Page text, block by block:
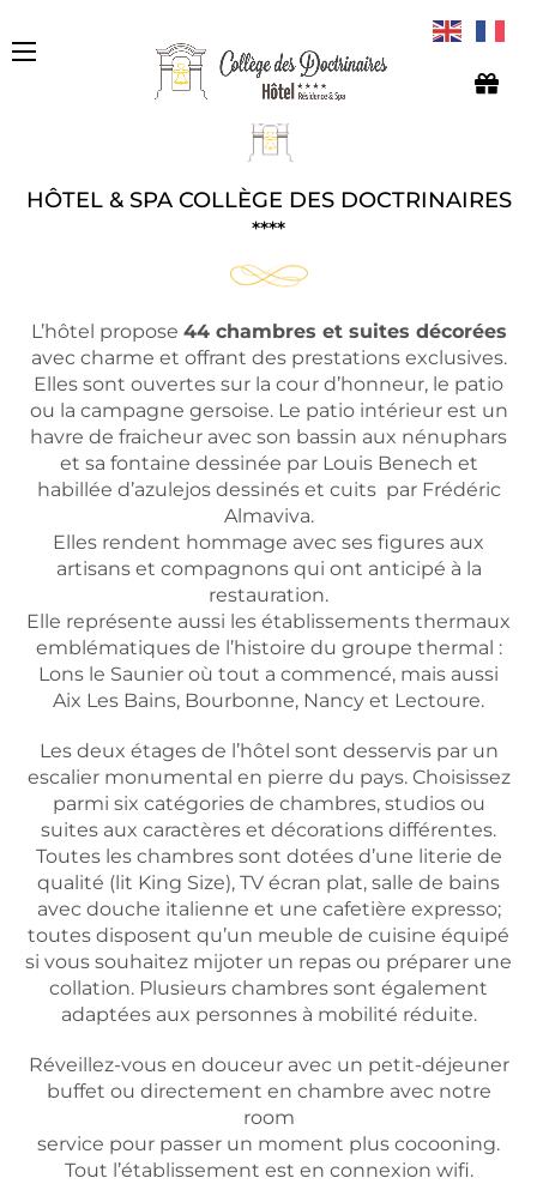
HÔTEL & SPA COLLÈGE DES DOCTRINAIRES
****
L’hôtel propose 44 chambres et suites décorées
avec charme et offrant des prestations exclusives.
Elles sont ouvertes sur la cour d’honneur, le patio
ou la campagne gersoise. Le patio intérieur est un
havre de fraicheur avec son bassin aux nénuphars
et sa fontaine dessinée par Louis Benech et
habillée d’azulejos dessinés et cuits par Frédéric
Almaviva.
Elles rendent hommage avec ses figures aux
artisans et compagnons qui ont anticipé à la
restauration.
Elle représente aussi les établissements thermaux
emblématiques de l’histoire du groupe thermal :
Lons le Saunier où tout a commencé, mais aussi
Aix Les Bains, Bourbonne, Nancy et Lectoure.
Les deux étages de l’hôtel sont desservis par un
escalier monumental en pierre du pays. Choisissez
parmi six catégories de chambres, studios ou
suites aux caractères et décorations différentes.
Toutes les chambres sont dotées d’une literie de
qualité (lit King Size), TV écran plat, salle de bains
avec douche italienne et une cafetière expresso;
toutes disposent qu’un meuble de cuisine équipé
si vous souhaitez mijoter un repas ou préparer une
collation. Plusieurs chambres sont également
adaptées aux personnes à mobilité réduite.
Réveillez-vous en douceur avec un petit-déjeuner
buffet ou directement en chambre avec notre
room
service pour passer un moment plus cocooning.
Tout l’établissement est en connexion wifi.